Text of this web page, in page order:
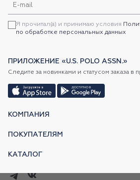
КОМПАНИЯ
ПОКУПАТЕЛЯМ
КАТАЛОГ
Я прочитал(а) и принимаю условия
по обработке персональных данных
ПРИЛОЖЕНИЕ «U.S. POLO ASSN.»
Следите за новинками и статусом заказа в